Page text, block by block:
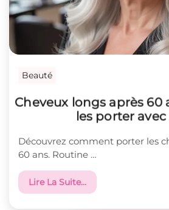
Beauté
Cheveux longs après 60
les porter avec
Découvrez comment porter les
60 ans. Routine …
Lire La Suite…